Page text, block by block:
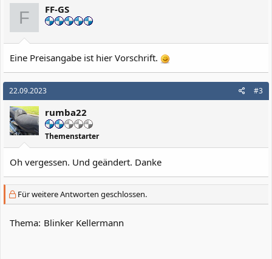
F FF-GS
Eine Preisangabe ist hier Vorschrift.
22.09.2023 #3
rumba22
Themenstarter
Oh vergessen. Und geändert. Danke
Für weitere Antworten geschlossen.
Thema: Blinker Kellermann